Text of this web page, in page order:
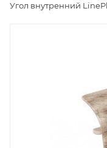
Угол внутренний